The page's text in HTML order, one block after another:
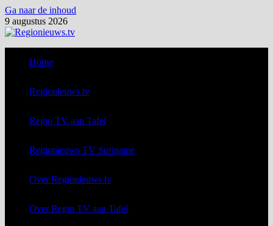
Ga naar de inhoud
9 augustus 2026
Home
Regionieuws.tv
Regio TV aan Tafel
Regionieuws TV Suriname
Over Regionieuws.tv
Over Regio TV aan Tafel